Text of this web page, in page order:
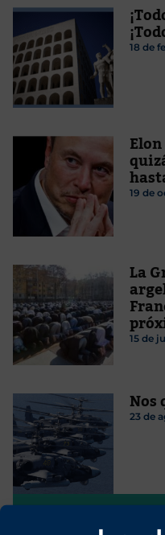
18 de
19 de
La
15 de
Nos
23 de
Lo que somos,
Javier Ruiz Portella